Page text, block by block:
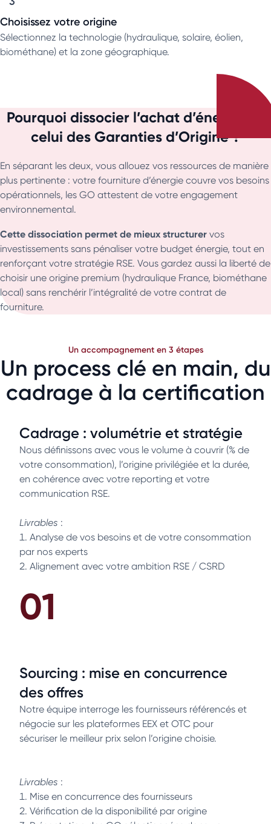
Choisissez votre origine
Sélectionnez la technologie (hydraulique, solaire, éolien,
biométhane) et la zone géographique.
Pourquoi dissocier l’achat d’énergie et
celui des Garanties d’Origine ?
En séparant les deux, vous allouez vos ressources de manière
plus pertinente : votre fourniture d’énergie couvre vos besoins
opérationnels, les GO attestent de votre engagement
environnemental.
Cette dissociation permet de mieux structurer vos
investissements sans pénaliser votre budget énergie, tout en
renforçant votre stratégie RSE. Vous gardez aussi la liberté de
choisir une origine premium (hydraulique France, biométhane
local) sans renchérir l’intégralité de votre contrat de
fourniture.
Un accompagnement en 3 étapes
Un process clé en main, du
cadrage à la certification
Cadrage : volumétrie et stratégie
Nous définissons avec vous le volume à couvrir (% de
votre consommation), l’origine privilégiée et la durée,
en cohérence avec votre reporting et votre
communication RSE.
Livrables :
Analyse de vos besoins et de votre consommation
par nos experts
Alignement avec votre ambition RSE / CSRD
01
Sourcing : mise en concurrence
des offres
Notre équipe interroge les fournisseurs référencés et
négocie sur les plateformes EEX et OTC pour
sécuriser le meilleur prix selon l’origine choisie.
Livrables :
Mise en concurrence des fournisseurs
Vérification de la disponibilité par origine